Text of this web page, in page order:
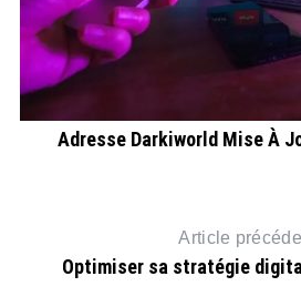
Adresse Darkiworld Mise À
Article
Optimiser sa stratégie